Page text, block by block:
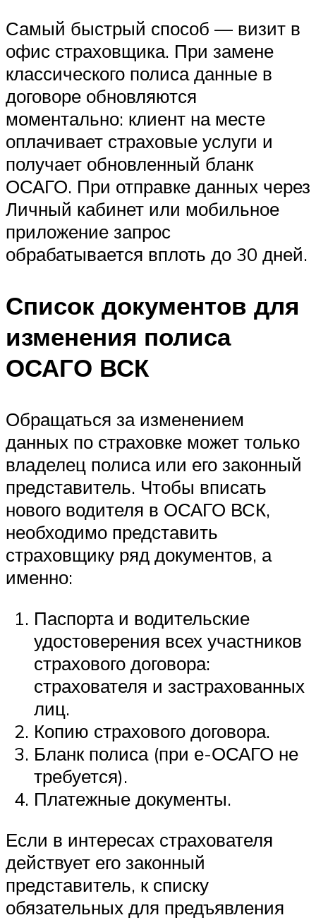
Самый быстрый способ — визит в
офис страховщика. При замене
классического полиса данные в
договоре обновляются
моментально: клиент на месте
оплачивает страховые услуги и
получает обновленный бланк
ОСАГО. При отправке данных через
Личный кабинет или мобильное
приложение запрос
обрабатывается вплоть до 30 дней.
Список документов для
изменения полиса
ОСАГО ВСК
Обращаться за изменением
данных по страховке может только
владелец полиса или его законный
представитель. Чтобы вписать
нового водителя в ОСАГО ВСК,
необходимо представить
страховщику ряд документов, а
именно:
Паспорта и водительские
удостоверения всех участников
страхового договора:
страхователя и застрахованных
лиц.
Копию страхового договора.
Бланк полиса (при е-ОСАГО не
требуется).
Платежные документы.
Если в интересах страхователя
действует его законный
представитель, к списку
обязательных для предъявления